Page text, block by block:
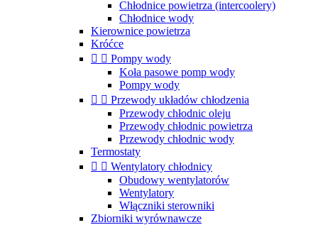
Chłodnice powietrza (intercoolery)
Chłodnice wody
Kierownice powietrza
Króćce
  Pompy wody
Koła pasowe pomp wody
Pompy wody
  Przewody układów chłodzenia
Przewody chłodnic oleju
Przewody chłodnic powietrza
Przewody chłodnic wody
Termostaty
  Wentylatory chłodnicy
Obudowy wentylatorów
Wentylatory
Włączniki sterowniki
Zbiorniki wyrównawcze